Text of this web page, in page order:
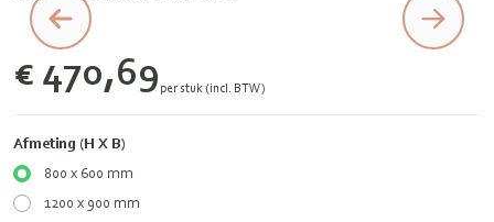
€ 470,69 per stuk (incl. BTW)
Afmeting (H X B)
800 x 600 mm
1200 x 900 mm